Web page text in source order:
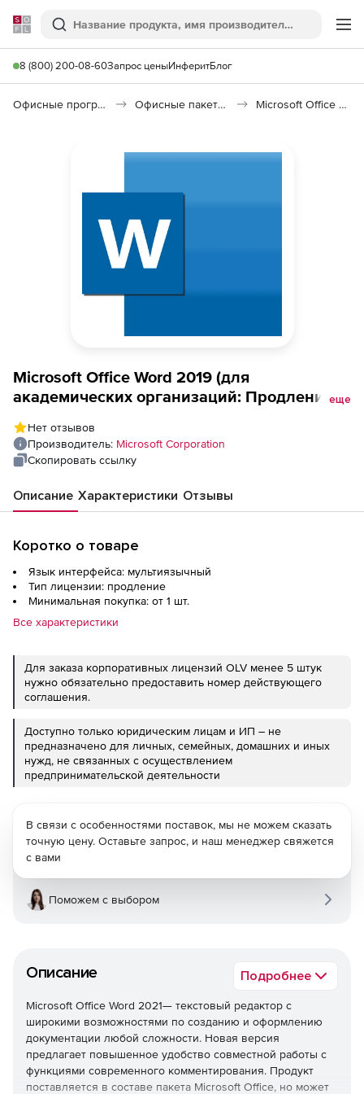
Softline
Поиск
8 (800) 200-08-60Запрос ценыИнферитБлог
Офисные программы Офисные пакеты Microsoft Office Microsoft Office Word 2021
Microsoft Office Word 2019 (для
академических организаций: Продлениееще
Нет отзывов
Производитель: Microsoft Corporation
Скопировать ссылку
Описание Характеристики Отзывы
Коротко о товаре
Язык интерфейса: мультиязычный
Тип лицензии: продление
Минимальная покупка: от 1 шт.
Все характеристики
Для заказа корпоративных лицензий OLV менее 5 штук
нужно обязательно предоставить номер действующего
соглашения.
Доступно только юридическим лицам и ИП – не
предназначено для личных, семейных, домашних и иных
нужд, не связанных с осуществлением
предпринимательской деятельности
Описание Подробнее
Microsoft Office Word 2021— текстовый редактор с
широкими возможностями по созданию и оформлению
документации любой сложности. Новая версия
предлагает повышенное удобство совместной работы с
функциями современного комментирования. Продукт
поставляется в составе пакета Microsoft Office, но может
В связи с особенностями поставок, мы не можем сказать
точную цену. Оставьте запрос, и наш менеджер свяжется
с вами
Поможем с выбором